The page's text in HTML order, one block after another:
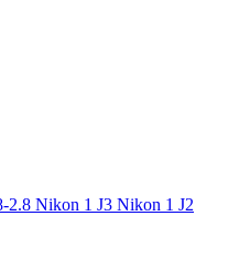
2.8 Nikon 1 J3 Nikon 1 J2